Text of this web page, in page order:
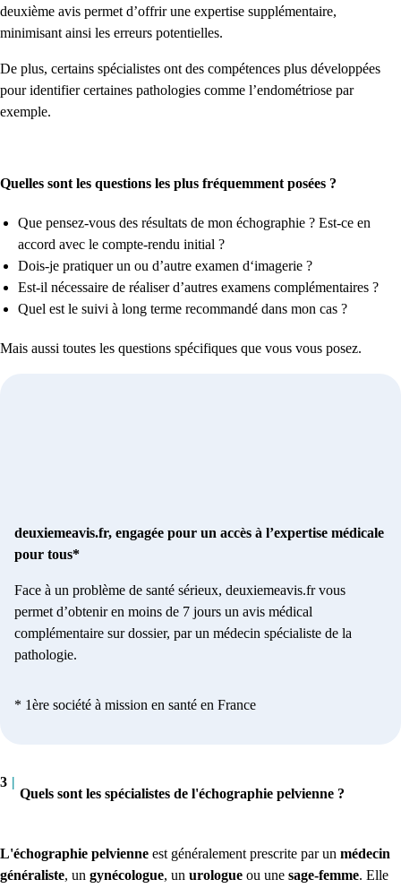
deuxième avis permet d’offrir une expertise supplémentaire,
minimisant ainsi les erreurs potentielles.
De plus, certains spécialistes ont des compétences plus développées
pour identifier certaines pathologies comme l’endométriose par
exemple.
Quelles sont les questions les plus fréquemment posées ?
Que pensez-vous des résultats de mon échographie ? Est-ce en
accord avec le compte-rendu initial ?
Dois-je pratiquer un ou d’autre examen d‘imagerie ?
Est-il nécessaire de réaliser d’autres examens complémentaires ?
Quel est le suivi à long terme recommandé dans mon cas ?
Mais aussi toutes les questions spécifiques que vous vous posez.
deuxiemeavis.fr, engagée pour un accès à l’expertise médicale
pour tous*
Face à un problème de santé sérieux, deuxiemeavis.fr vous
permet d’obtenir en moins de 7 jours un avis médical
complémentaire sur dossier, par un médecin spécialiste de la
pathologie.
* 1ère société à mission en santé en France
3 |
Quels sont les spécialistes de l'échographie pelvienne ?
L'échographie pelvienne est généralement prescrite par un médecin
généraliste, un gynécologue, un urologue ou une sage-femme. Elle